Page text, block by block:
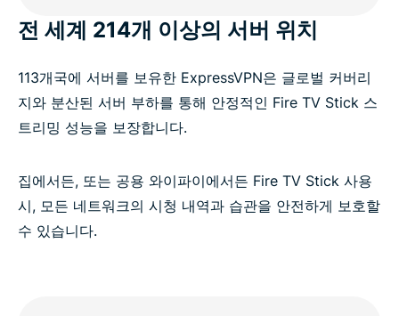
전 세계 214개 이상의 서버 위치
113개국에 서버를 보유한 ExpressVPN은 글로벌 커버리
지와 분산된 서버 부하를 통해 안정적인 Fire TV Stick 스
트리밍 성능을 보장합니다.
집에서든, 또는 공용 와이파이에서든 Fire TV Stick 사용
시, 모든 네트워크의 시청 내역과 습관을 안전하게 보호할
수 있습니다.